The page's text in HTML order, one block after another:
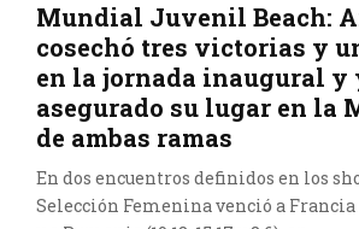
Mundial Juvenil Beach:
cosechó tres victorias y
en la jornada inaugural y
asegurado su lugar en la
de ambas ramas
En dos encuentros definidos en los
Selección Femenina venció a Francia